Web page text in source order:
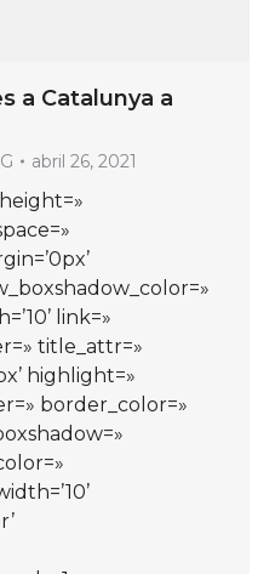
a Catalunya a
abril 26, 2021
link=»
title_attr=»
highlight=»
border_color=»